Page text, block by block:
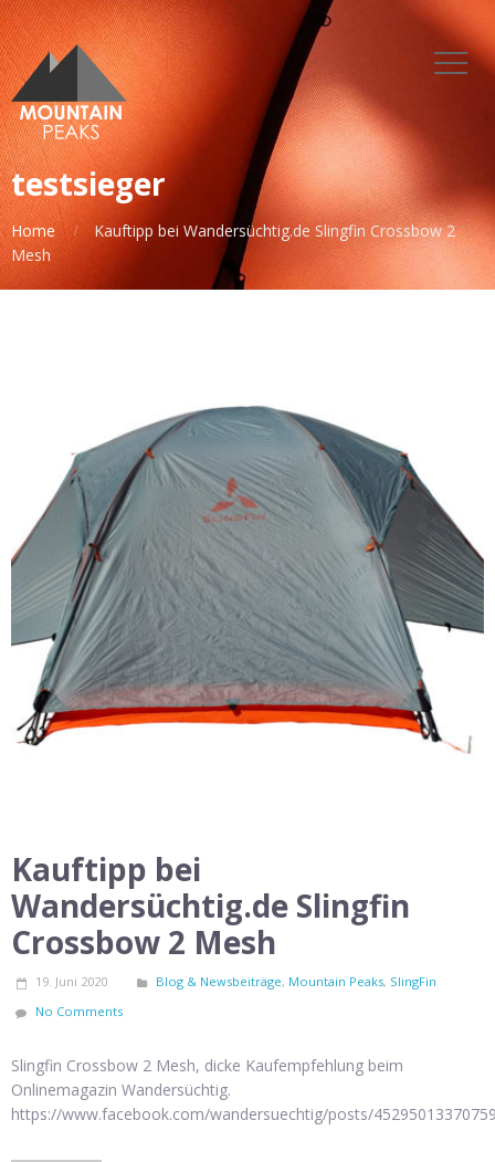
testsieger
Home
Kauftipp bei Wandersüchtig.de Slingfin Crossbow 2
Mesh
Kauftipp bei
Wandersüchtig.de Slingfin
Crossbow 2 Mesh
19. Juni 2020 Blog & Newsbeiträge, Mountain Peaks, SlingFin
No Comments
Slingfin Crossbow 2 Mesh, dicke Kaufempfehlung beim
Onlinemagazin Wandersüchtig.
https://www.facebook.com/wandersuechtig/posts/